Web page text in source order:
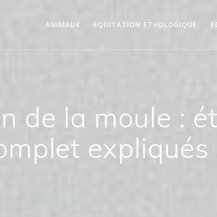
ANIMAUX ÉQUITATION ÉTHOLOGIQUE
de la moule :